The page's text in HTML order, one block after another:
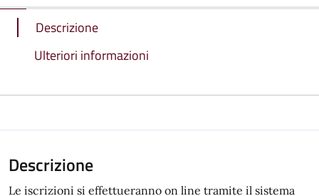
Descrizione
Ulteriori informazioni
Descrizione
Le iscrizioni si effettueranno on line tramite il sistema